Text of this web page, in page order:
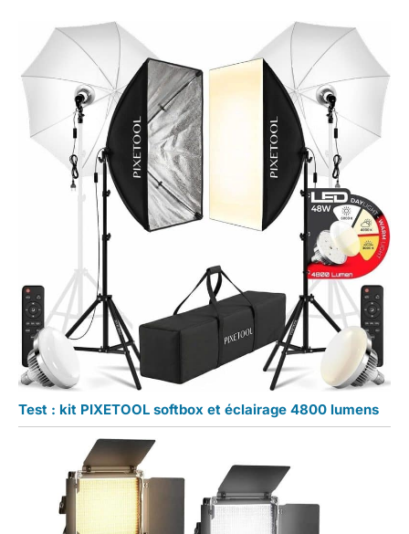
Test : kit PIXETOOL softbox et éclairage 4800 lumens